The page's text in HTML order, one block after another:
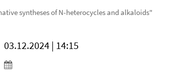
syntheses of N-heterocycles and alkaloids"
03.12.2024 | 14:15